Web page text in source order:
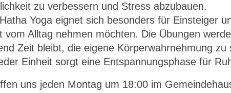
zu verbessern und Stress abzubauen.
Yoga eignet sich besonders für Einsteiger
vom Alltag nehmen möchten. Die Übungen
Zeit bleibt, die eigene Körperwahrnehmung
Einheit sorgt eine Entspannungsphase für
uns jeden Montag um 18:00 im